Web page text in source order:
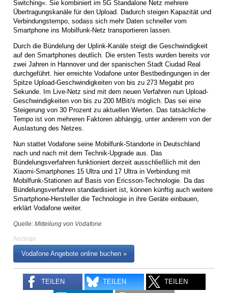
Switching«. Sie kombiniert im 5G Standalone Netz mehrere
Übertragungskanäle für den Upload. Dadurch steigen Kapazität und
Verbindungstempo, sodass sich mehr Daten schneller vom
Smartphone ins Mobilfunk-Netz transportieren lassen.
Durch die Bündelung der Uplink-Kanäle steigt die Geschwindigkeit
auf den Smartphones deutlich. Die ersten Tests wurden bereits vor
zwei Jahren in Hannover und der spanischen Stadt Ciudad Real
durchgeführt. hier erreichte Vodafone unter Bestbedingungen in der
Spitze Upload-Geschwindigkeiten von bis zu 273 Megabit pro
Sekunde. Im Live-Netz sind mit dem neuen Verfahren nun Upload-
Geschwindigkeiten von bis zu 200 MBit/s möglich. Das sei eine
Steigerung von 30 Prozent zu aktuellen Werten. Das tatsächliche
Tempo ist von mehreren Faktoren abhängig, unter anderem von der
Auslastung des Netzes.
Nun stattet Vodafone seine Mobilfunk-Standorte in Deutschland
nach und nach mit dem Technik-Upgrade aus. Das
Bündelungsverfahren funktioniert derzeit ausschließlich mit den
Xiaomi-Smartphones 15 Ultra und 17 Ultra in Verbindung mit
Mobilfunk-Stationen auf Basis von Ericsson-Technologie. Da das
Bündelungsverfahren standardisiert ist, können künftig auch weitere
Smartphone-Hersteller die Technologie in ihre Geräte einbauen,
erklärt Vodafone weiter.
Quelle: Mitteilung von Vodafone
Anzeige
Vodafone Angebote online buchen »
TEILEN TEILEN TEILEN